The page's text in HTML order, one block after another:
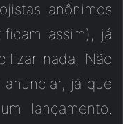
anônimos
assim), já
nada. Não
já que
lançamento.